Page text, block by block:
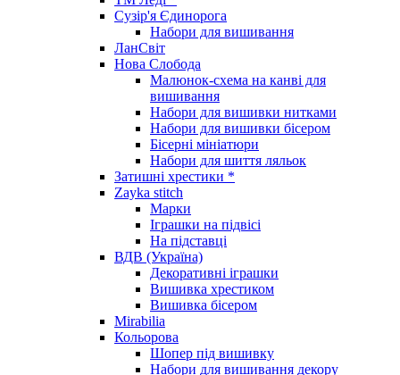
Сузір'я Єдинорога
Набори для вишивання
ЛанСвіт
Нова Слобода
Малюнок-схема на канві для
вишивання
Набори для вишивки нитками
Набори для вишивки бісером
Бісерні мініатюри
Набори для шиття ляльок
Затишні хрестики *
Zayka stitch
Марки
Іграшки на підвісі
На підставці
ВДВ (Україна)
Декоративні іграшки
Вишивка хрестиком
Вишивка бісером
Mirabilia
Кольорова
Шопер під вишивку
Набори для вишивання декору